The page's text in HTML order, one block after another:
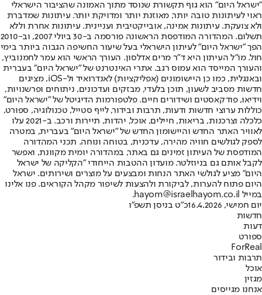
"ישראל היום" הוא גוף תקשורת שנוסד מתוך האמונה שהציבור הישראלי
ראוי לעיתונות טובה יותר, מאוזנת יותר ומדויקת יותר. עיתונות שמדברת
ולא צועקת. עיתונות אמינה, אובייקטיבית ועניינית. עיתונות אחרת וללא
תשלום. המהדורה המודפסת הראשונה פורסמה ב-30 ביולי 2007, וב-2010
הפך "ישראל היום" לעיתון הישראלי בעל שיעור החשיפה הגבוה ביותר בימי
חול. מו"ל העיתון היא ד"ר מרים אדלסון. העורך הראשי הוא עמר לחמנוביץ,
והעורך המייסד הוא עמוס רגב. אתרי האינטרנט של "ישראל היום" בעברית
ובאנגלית, כמו כן היישומונים (אפליקציות) לאנדרואיד ול-iOS, מציגים
חדשות מסביב לשעון, תוכן בלעדי, מבזקים ועדכונים, ניתוחים ופרשנויות,
וידיאו, פודקאסטים ושידורים חיים. פלטפורמות הדיגיטל של "ישראל היום"
כוללות ערוצי חדשות ודעות, תרבות ובידור, לייף סטייל, טכנולוגיה, ספורט,
כלכלה וצרכנות, בריאות, חיילים, אוכל, יהדות, תיירות ורכב. ב-2021 עלו
לאוויר האתר החדש והיישומון החדש של "ישראל היום" בעברית, במטרה
לספק לגולשים חוויה מהירה, עדכנית, בטוחה ונוחה. תכני המהדורה
המודפסת של העיתון זמינים גם באתר, במהדורה יומית מקוונת, ואפשר
לקבל אותם גם בניוזלטר. מועדון ההטבות הייחודי "הקליקה של ישראל
היום" מציע לגולשי האתר הנחות ומבצעים על מוצרים ושירותים. ישראל
היום פתוח להערות, לביקורת ולהצעות לשיפור מקהל הקוראים. פנו אלינו
במייל hayom@israelhayom.co.il.
יום חמישי, 16.4.2026
כ"ט בניסן תשפ"ו
חדשות
דעות
ספורט
ForReal
תרבות ובידור
אוכל
מגזין
אנחנו מגייסים